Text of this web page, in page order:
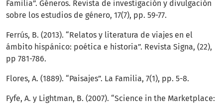
Familia”. Géneros. Revista de investigación y divulgación
sobre los estudios de género, 17(7), pp. 59-77.
Ferrús, B. (2013). “Relatos y literatura de viajes en el
ámbito hispánico: poética e historia”. Revista Signa, (22),
pp 781-786.
Flores, A. (1889). “Paisajes”. La Familia, 7(1), pp. 5-8.
Fyfe, A. y Lightman, B. (2007). “Science in the Marketplace: